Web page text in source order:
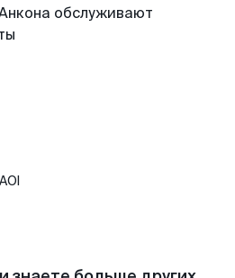
обслуживают
AOI